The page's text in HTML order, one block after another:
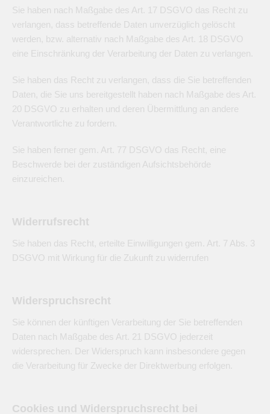
Sie haben nach Maßgabe des Art. 17 DSGVO das Recht zu
verlangen, dass betreffende Daten unverzüglich gelöscht
werden, bzw. alternativ nach Maßgabe des Art. 18 DSGVO
eine Einschränkung der Verarbeitung der Daten zu verlangen.
Sie haben das Recht zu verlangen, dass die Sie betreffenden
Daten, die Sie uns bereitgestellt haben nach Maßgabe des Art.
20 DSGVO zu erhalten und deren Übermittlung an andere
Verantwortliche zu fordern.
Sie haben ferner gem. Art. 77 DSGVO das Recht, eine
Beschwerde bei der zuständigen Aufsichtsbehörde
einzureichen.
Widerrufsrecht
Sie haben das Recht, erteilte Einwilligungen gem. Art. 7 Abs. 3
DSGVO mit Wirkung für die Zukunft zu widerrufen
Widerspruchsrecht
Sie können der künftigen Verarbeitung der Sie betreffenden
Daten nach Maßgabe des Art. 21 DSGVO jederzeit
widersprechen. Der Widerspruch kann insbesondere gegen
die Verarbeitung für Zwecke der Direktwerbung erfolgen.
Cookies und Widerspruchsrecht bei